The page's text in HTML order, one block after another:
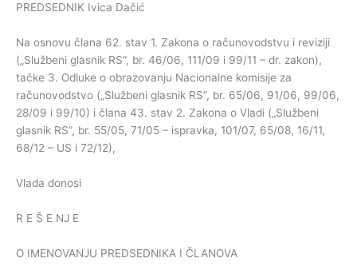
PREDSEDNIK Ivica Dačić
Na osnovu člana 62. stav 1. Zakona o računovodstvu i reviziji
(„Službeni glasnik RS”, br. 46/06, 111/09 i 99/11 – dr. zakon),
tačke 3. Odluke o obrazovanju Nacionalne komisije za
računovodstvo („Službeni glasnik RS”, br. 65/06, 91/06, 99/06,
28/09 i 99/10) i člana 43. stav 2. Zakona o Vladi („Službeni
glasnik RS”, br. 55/05, 71/05 – ispravka, 101/07, 65/08, 16/11,
68/12 – US i 72/12),
Vlada donosi
R E Š E NJ E
O IMENOVANJU PREDSEDNIKA I ČLANOVA